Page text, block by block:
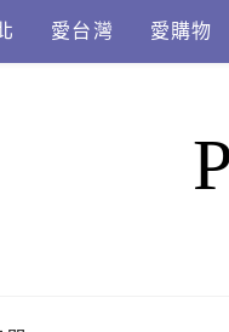
愛台灣 愛購物